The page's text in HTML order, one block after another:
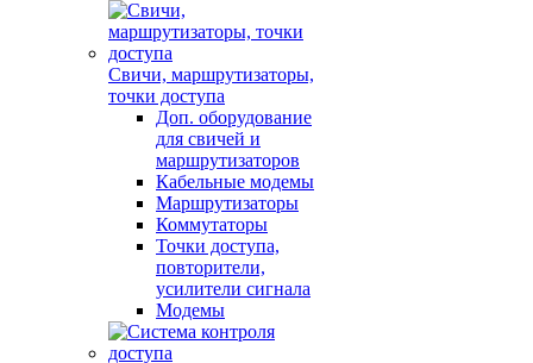
Свичи, маршрутизаторы,
точки доступа
Доп. оборудование
для свичей и
маршрутизаторов
Кабельные модемы
Маршрутизаторы
Коммутаторы
Точки доступа,
повторители,
усилители сигнала
Модемы